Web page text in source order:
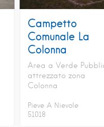
Campetto
Comunale La
Colonna
Area a Verde
attrezzato zona
Colonna
Pieve A Nievole
51018